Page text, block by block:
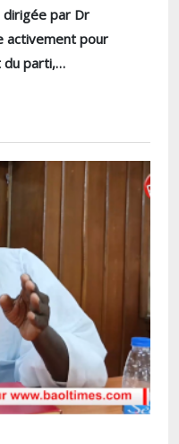
dirigée par Dr
activement pour
du parti,…